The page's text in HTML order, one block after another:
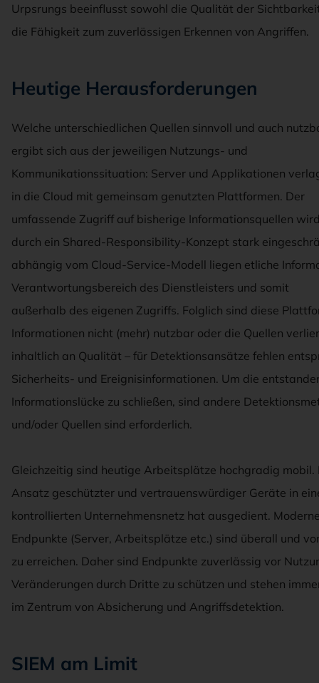
Urpsrungs beeinflusst sowohl die Qualität der
die Fähigkeit zum zuverlässigen Erkennen von Angriffen.
Heutige Herausforderungen
Welche unterschiedlichen Quellen sinnvoll und auch
ergibt sich aus der jeweiligen Nutzungs- und
Kommunikationssituation: Server und Applikationen
in die Cloud mit gemeinsam genutzten Plattformen. Der
umfassende Zugriff auf bisherige Informationsquellen
durch ein Shared-Responsibility-Konzept stark
abhängig vom Cloud-Service-Modell liegen etliche
Verantwortungsbereich des Dienstleisters und somit
außerhalb des eigenen Zugriffs. Folglich sind diese
Informationen nicht (mehr) nutzbar oder die Quellen
inhaltlich an Qualität – für Detektionsansätze fehlen
Sicherheits- und Ereignisinformationen. Um die
Informationslücke zu schließen, sind andere
und/oder Quellen sind erforderlich.
Gleichzeitig sind heutige Arbeitsplätze hochgradig mobil.
Ansatz geschützter und vertrauenswürdiger Geräte in
kontrollierten Unternehmensnetz hat ausgedient.
Endpunkte (Server, Arbeitsplätze etc.) sind überall und
zu erreichen. Daher sind Endpunkte zuverlässig vor
Veränderungen durch Dritte zu schützen und stehen
im Zentrum von Absicherung und Angriffsdetektion.
SIEM am Limit